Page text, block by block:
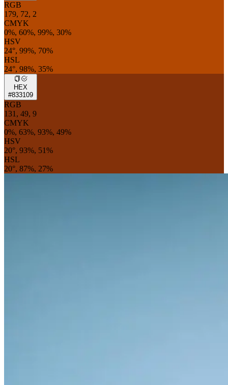
RGB
179, 72, 2
CMYK
0%, 60%, 99%, 30%
HSV
24°, 99%, 70%
HSL
24°, 98%, 35%
HEX
#833109
RGB
131, 49, 9
CMYK
0%, 63%, 93%, 49%
HSV
20°, 93%, 51%
HSL
20°, 87%, 27%